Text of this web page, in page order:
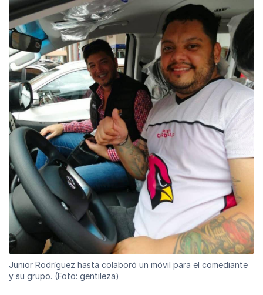
Junior Rodríguez hasta colaboró un móvil para el comediante
y su grupo. (Foto: gentileza)